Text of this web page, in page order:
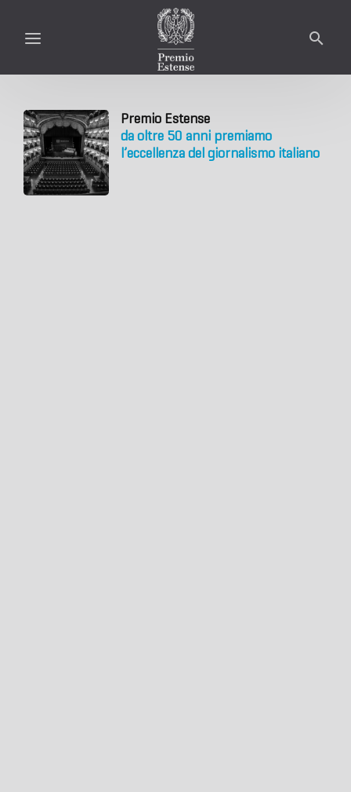
Premio Estense
da oltre 50 anni premiamo
l’eccellenza del giornalismo italiano